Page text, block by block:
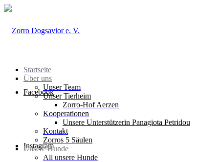
Facebook
Instagram
Startseite
Über uns
Unser Team
Unser Tierheim
Zorro-Hof Aerzen
Kooperationen
Unsere Unterstützerin Panagiota Petridou
Kontakt
Zorros 5 Säulen
Unsere Hunde
All unsere Hunde